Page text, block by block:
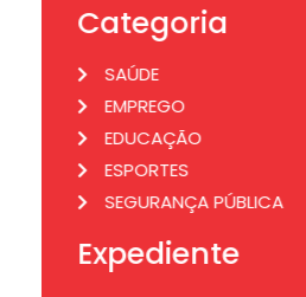
Categoria
SAÚDE
EMPREGO
EDUCAÇÃO
ESPORTES
SEGURANÇA PÚBLICA
Expediente